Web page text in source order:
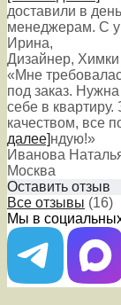
доставили в
менеджерам. С
Ирина,
Дизайнер, Химки
«Мне
под заказ.
себе в
качеством, все
далее]ндую!»
Иванова
Москва
Оставить отзыв
Все отзывы (16)
Мы в